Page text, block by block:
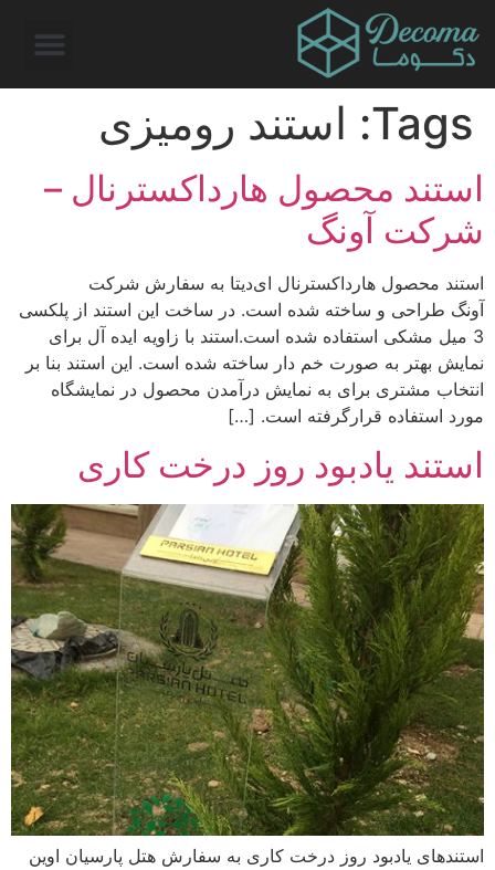
Tags: استند رومیزی
استند محصول هارد‌اکسترنال –
شرکت آونگ
استند محصول هارد‌اکسترنال ای‌دیتا به سفارش شرکت
آونگ طراحی و ساخته شده است. در ساخت این استند از پلکسی
3 میل مشکی استفاده شده است.استند با زاویه ایده آل برای
نمایش بهتر به صورت خم دار ساخته شده است. این استند بنا بر
انتخاب مشتری برای به نمایش درآمدن محصول در نمایشگاه
مورد استفاده قرارگرفته است. […]
استند یادبود روز درخت کاری
استندهای یادبود روز درخت کاری به سفارش هتل پارسیان اوین